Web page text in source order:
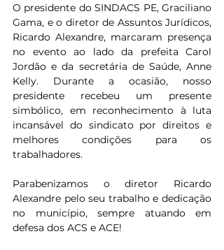
O presidente do SINDACS PE, Graciliano
Gama, e o diretor de Assuntos Jurídicos,
Ricardo Alexandre, marcaram presença
no evento ao lado da prefeita Carol
Jordão e da secretária de Saúde, Anne
Kelly. Durante a ocasião, nosso
presidente recebeu um presente
simbólico, em reconhecimento à luta
incansável do sindicato por direitos e
melhores condições para os
trabalhadores.
Parabenizamos o diretor Ricardo
Alexandre pelo seu trabalho e dedicação
no município, sempre atuando em
defesa dos ACS e ACE!